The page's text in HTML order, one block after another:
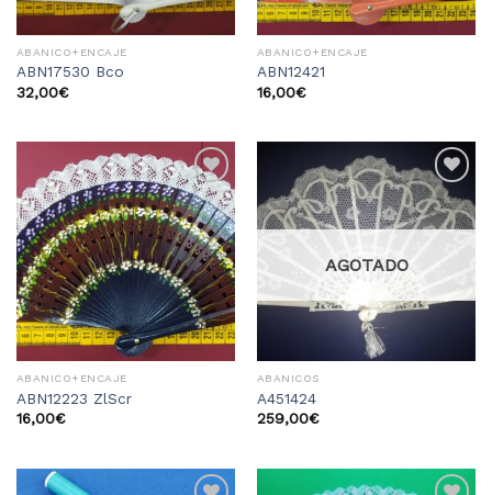
ABANICO+ENCAJE
ABN17530 Bco
32,00€
ABANICO+ENCAJE
ABN12421
16,00€
Añadir
a la
lista
de
deseos
ABANICO+ENCAJE
ABN12223 ZlScr
16,00€
Añadir
a la
lista
deseos
AGOTADO
ABANICOS
A451424
259,00€